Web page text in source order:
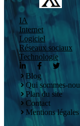
IA
Internet
Logiciel
Réseaux sociaux
Technologie
Blog
Qui sommes-
Plan du site
Contact
Mentions légales